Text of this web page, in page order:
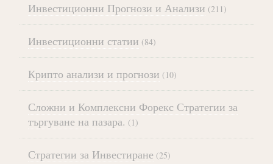
Инвестиционни Прогнози и Анализи (211)
Инвестиционни статии (84)
Крипто анализи и прогнози (10)
Сложни и Комплексни Форекс Стратегии за
търгуване на пазара. (1)
Стратегии за Инвестиране (25)